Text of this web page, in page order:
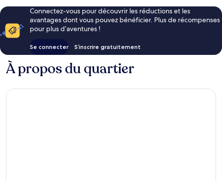
Connectez-vous pour découvrir les réductions et les
avantages dont vous pouvez bénéficier. Plus de récompenses
pour plus d’aventures !
Se connecter S’inscrire gratuitement
À propos du quartier